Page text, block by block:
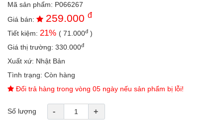
an
toàn
Bé
tắm
Bé
mà
học
cho
Mã sản phẩm: P066267
Giá bán:
259.000 đ
Tiết kiệm: 21% ( 71.000đ )
Giá thị trường: 330.000đ
Xuất xứ: Nhật Bản
Tình trạng: Còn hàng
Đổi trả hàng trong vòng 05 ngày nếu sản phẩm bị lỗi!
Số lượng - +